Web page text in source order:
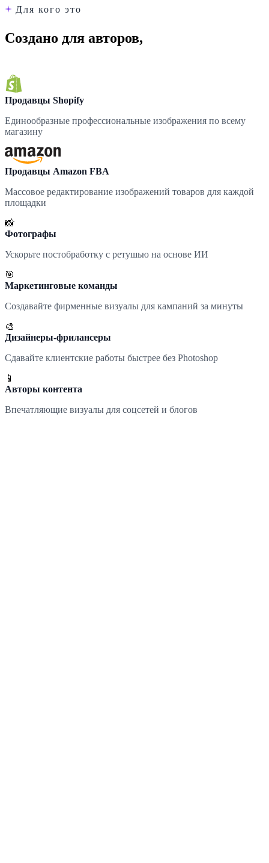
Для кого это
Создано для авторов,
Продавцы Shopify
Единообразные профессиональные изображения по всему
магазину
Продавцы Amazon FBA
Массовое редактирование изображений товаров для каждой
площадки
📸
Фотографы
Ускорьте постобработку с ретушью на основе ИИ
🎯
Маркетинговые команды
Создавайте фирменные визуалы для кампаний за минуты
🎨
Дизайнеры-фрилансеры
Сдавайте клиентские работы быстрее без Photoshop
📱
Авторы контента
Впечатляющие визуалы для соцсетей и блогов